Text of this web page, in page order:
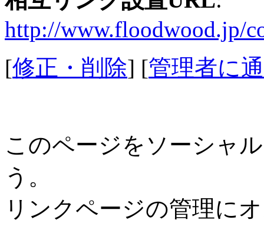
http://www.floodwood.jp/
[修正・削除] [管理者に
このページをソーシャ
う。
リンクページの管理に